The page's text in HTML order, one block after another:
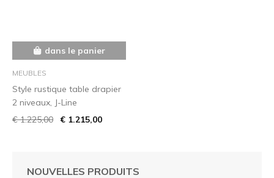
NOUVELLES PRODUITS
dans le panier
MEUBLES
Style rustique table drapier
2 niveaux, J-Line
€ 1.225,00
€ 1.215,00